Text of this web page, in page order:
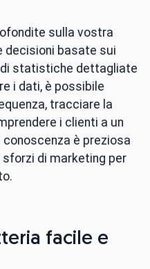
sulla vostra
decisioni basate sui
statistiche dettagliate
i dati, è possibile
tracciare la
i clienti a un
conoscenza è preziosa
di marketing per
facile e